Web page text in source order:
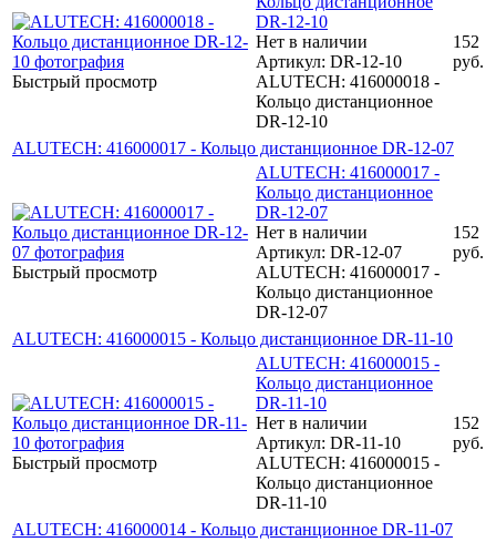
Быстрый просмотр
DR-12-10
Нет в наличии
Артикул: DR-12-10
ALUTECH: 416000018 -
Кольцо дистанционное
DR-12-10
152
руб.
ALUTECH: 416000017 - Кольцо дистанционное DR-12-07
Быстрый просмотр
ALUTECH: 416000017 -
Кольцо дистанционное
DR-12-07
Нет в наличии
Артикул: DR-12-07
ALUTECH: 416000017 -
Кольцо дистанционное
DR-12-07
152
руб.
ALUTECH: 416000015 - Кольцо дистанционное DR-11-10
Быстрый просмотр
ALUTECH: 416000015 -
Кольцо дистанционное
DR-11-10
Нет в наличии
Артикул: DR-11-10
ALUTECH: 416000015 -
Кольцо дистанционное
DR-11-10
152
руб.
ALUTECH: 416000014 - Кольцо дистанционное DR-11-07